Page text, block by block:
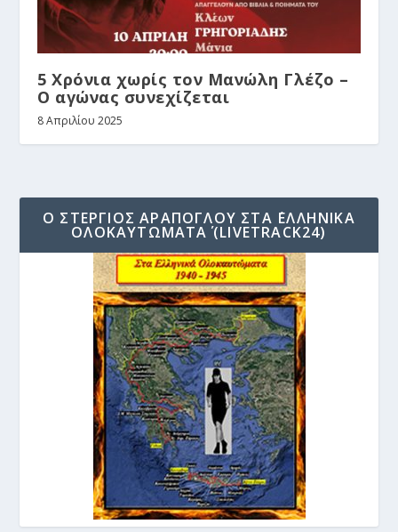
5 Χρόνια χωρίς τον Μανώλη Γλέζο –
Ο αγώνας συνεχίζεται
8 Απριλίου 2025
Ο ΣΤΈΡΓΙΟΣ ΑΡΆΠΟΓΛΟΥ ΣΤΑ ΄ΕΛΛΗΝΙΚΆ
ΟΛΟΚΑΥΤΏΜΑΤΑ΄ (LIVETRACK24)